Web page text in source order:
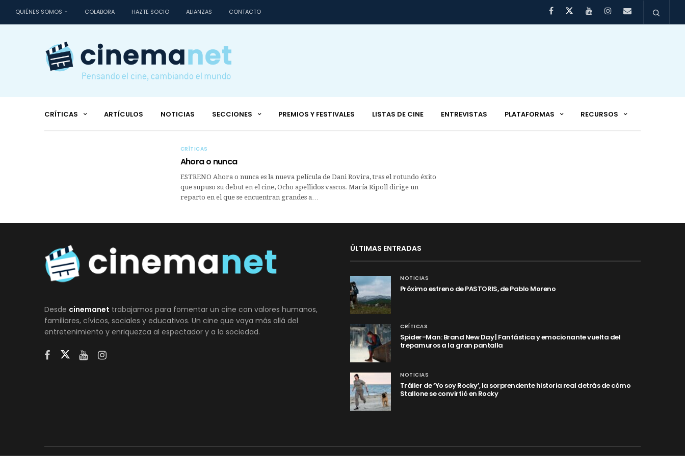
QUIÉNES SOMOS COLABORA HAZTE SOCIO ALIANZAS CONTACTO
CRÍTICAS ARTÍCULOS NOTICIAS SECCIONES PREMIOS Y FESTIVALES LISTAS DE CINE ENTREVISTAS PLATAFORMAS RECURSOS
CRÍTICAS
Ahora o nunca
ESTRENO Ahora o nunca es la nueva película de Dani Rovira, tras el rotundo éxito
que supuso su debut en el cine, Ocho apellidos vascos. María Ripoll dirige un
reparto en el que se encuentran grandes a…
Desde cinemanet trabajamos para fomentar un cine con valores humanos,
familiares, cívicos, sociales y educativos. Un cine que vaya más allá del
entretenimiento y enriquezca al espectador y a la sociedad.
ÚLTIMAS ENTRADAS
NOTICIAS
Próximo estreno de PASTORIS, de Pablo Moreno
CRÍTICAS
Spider-Man: Brand New Day | Fantástica y emocionante vuelta del
trepamuros a la gran pantalla
NOTICIAS
Tráiler de ‘Yo soy Rocky’, la sorprendente historia real detrás de cómo
Stallone se convirtió en Rocky